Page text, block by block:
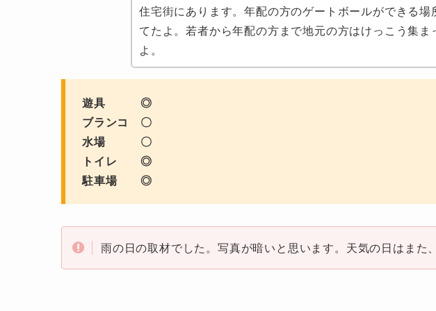
住宅街にあります。年配の方のゲートボールができる場
てたよ。若者から年配の方まで地元の方はけっこう集ま
よ。
遊具 ◎
ブランコ 〇
水場 〇
トイレ ◎
駐車場 ◎
雨の日の取材でした。写真が暗いと思います。天気の日はまた